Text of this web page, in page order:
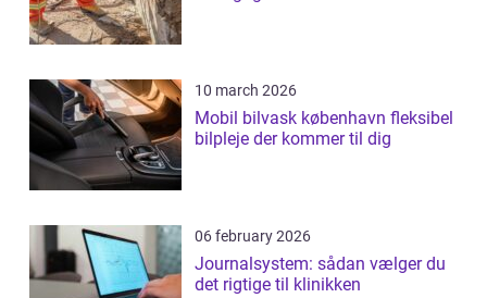
10 march 2026
Mobil bilvask københavn fleksibel
bilpleje der kommer til dig
06 february 2026
Journalsystem: sådan vælger du
det rigtige til klinikken